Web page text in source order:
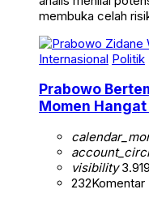
membuka celah
Internasional Politik
Prabowo
Momen
visibility3.919
232Komentar